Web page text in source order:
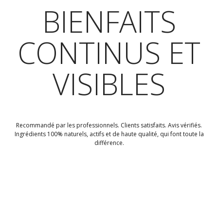
BIENFAITS
CONTINUS ET
VISIBLES
Recommandé par les professionnels. Clients satisfaits. Avis vérifiés.
Ingrédients 100% naturels, actifs et de haute qualité, qui font toute la
différence.